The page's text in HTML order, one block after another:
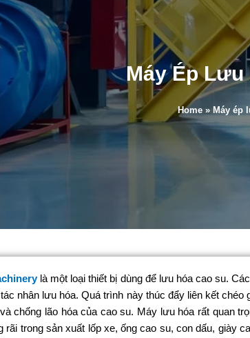
Máy Ép Lưu
Home » Máy ép
là một loại thiết bị dùng để lưu hóa cao su.
nhân lưu hóa. Quá trình này thúc đẩy liên kết chéo
chống lão hóa của cao su. Máy lưu hóa rất quan
trong sản xuất lốp xe, ống cao su, con dấu, giày